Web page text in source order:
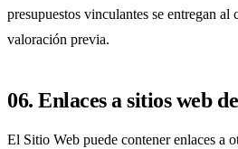
presupuestos vinculantes se entregan al
valoración previa.
06. Enlaces a sitios web
El Sitio Web puede contener enlaces a